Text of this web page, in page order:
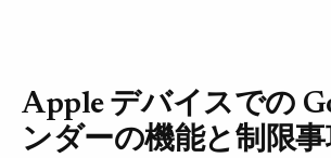
Apple デバイスでの
ンダーの機能と制限事